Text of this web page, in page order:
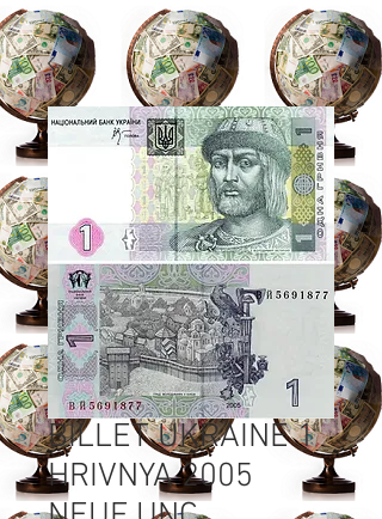
BILLET UKRAINE 1
HRIVNYA 2005